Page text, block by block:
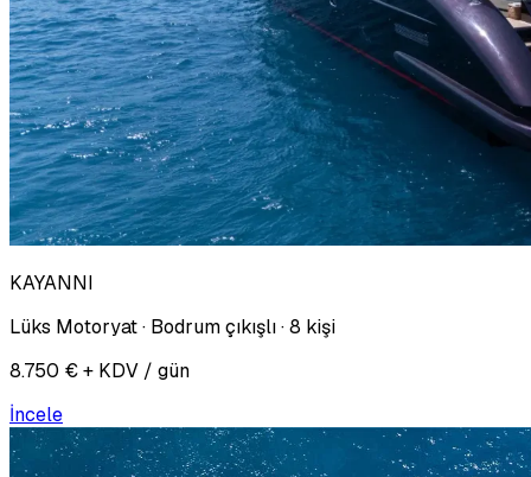
KAYANNI
Lüks Motoryat · Bodrum çıkışlı · 8 kişi
8.750 € + KDV / gün
İncele